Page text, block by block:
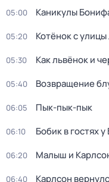
05:00 Каникулы
05:20 Котёнок с
05:30 Как львёнок и
05:40 Возвращение
06:05 Пык-пык-пык
06:10 Бобик в гостях
06:20 Малыш и
06:40 Карлсон